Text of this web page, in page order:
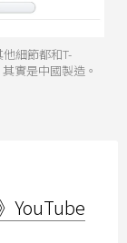
細節都和T-
實是中國製造。
YouTube